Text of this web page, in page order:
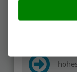
ist